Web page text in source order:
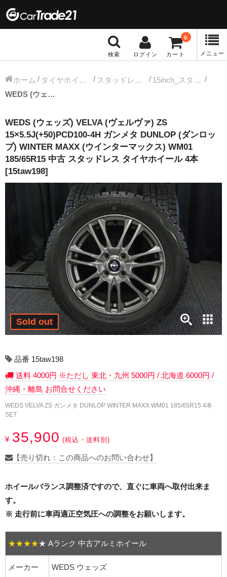
検索 ログイン カート
0
メニュー
冬タイヤホイール
13インチ：冬タイヤホイール
14インチ：冬タイヤホイール
15インチ：冬タイヤホイール
16インチ：冬タイヤホイール
17インチ：冬タイヤホイール
18インチ：冬タイヤホイール
19インチ：冬タイヤホイール
20インチ：冬タイヤホイール
夏タイヤホイール
12インチ：夏タイヤホイール
13インチ：夏タイヤホイール
14インチ：夏タイヤホイール
15インチ：夏タイヤホイール
16インチ：夏タイヤホイール
17インチ：夏タイヤホイール
19インチ：夏タイヤホイール
20インチ：夏タイヤホイール
ホーム タイヤホイールセット スタッドレス中古タイヤホイール
15inch_スタッドレス中古タイヤホイール
WEDS (ウェッズ) VELVA (ヴェルヴァ) ZS 15×5.5J(+50)PCD100-4H ガンメタ DUNLOP (ダンロップ) WINTER MAXX (ウインターマックス) WM01 185/65R15 中古 スタッドレス タイヤホイール 4本 [15taw198]
WEDS (ウェッズ) VELVA (ヴェルヴァ) ZS
15×5.5J(+50)PCD100-4H ガンメタ DUNLOP (ダンロッ
プ) WINTER MAXX (ウインターマックス) WM01
185/65R15 中古 スタッドレス タイヤホイール 4本
[15taw198]
Sold out
品番 15taw198
送料 4000円 ※ただし 東北・九州 5000円 / 北海道 6000円 /
沖縄・離島 お問合せください
WEDS VELVA ZS ガンメタ DUNLOP WINTER MAXX WM01 185/65R15 4本
SET
¥ 35,900 (税込・送料別)
【売り切れ：この商品へのお問い合わせ】
ホイールバランス調整済ですので、直ぐに車両へ取付出来ま
す。
※ 走行前に車両適正空気圧への調整をお願いします。
★★★★★ Aランク 中古アルミホイール
メーカー WEDS ウェッズ